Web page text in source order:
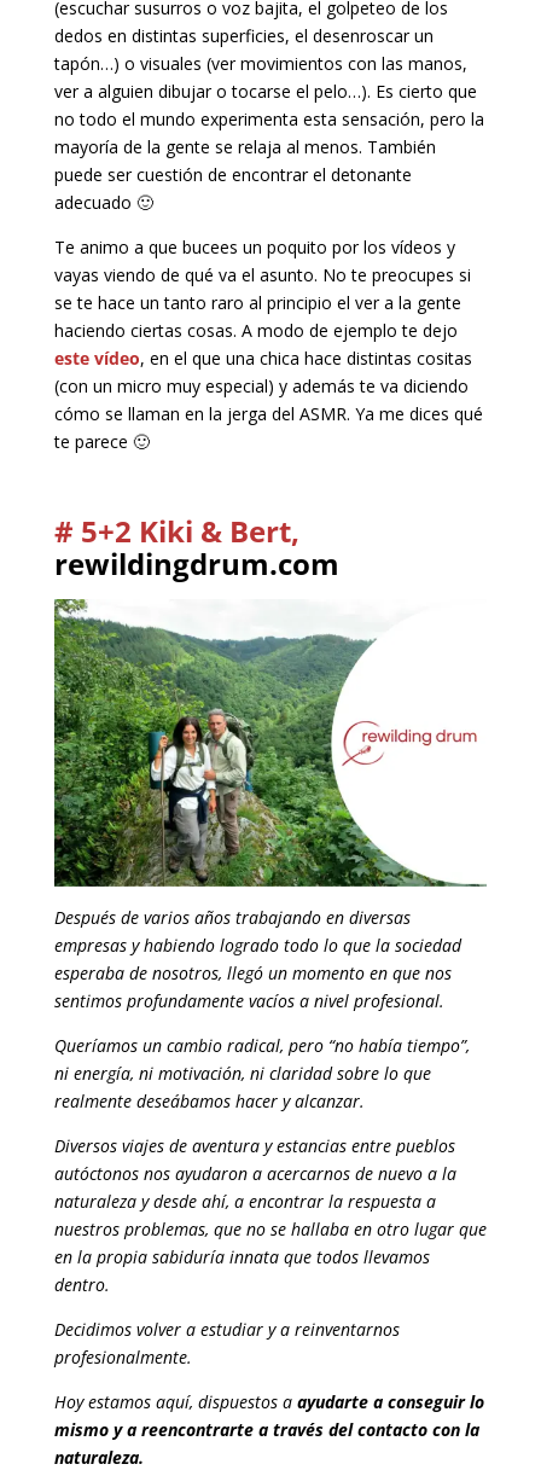
(escuchar susurros o voz bajita, el golpeteo de los
dedos en distintas superficies, el desenroscar un
tapón…) o visuales (ver movimientos con las manos,
ver a alguien dibujar o tocarse el pelo…). Es cierto que
no todo el mundo experimenta esta sensación, pero la
mayoría de la gente se relaja al menos. También
puede ser cuestión de encontrar el detonante
adecuado 🙂
Te animo a que bucees un poquito por los vídeos y
vayas viendo de qué va el asunto. No te preocupes si
se te hace un tanto raro al principio el ver a la gente
haciendo ciertas cosas. A modo de ejemplo te dejo
este vídeo, en el que una chica hace distintas cositas
(con un micro muy especial) y además te va diciendo
cómo se llaman en la jerga del ASMR. Ya me dices qué
te parece 🙂
# 5+2 Kiki & Bert,
rewildingdrum.com
Después de varios años trabajando en diversas
empresas y habiendo logrado todo lo que la sociedad
esperaba de nosotros, llegó un momento en que nos
sentimos profundamente vacíos a nivel profesional.
Queríamos un cambio radical, pero “no había tiempo”,
ni energía, ni motivación, ni claridad sobre lo que
realmente deseábamos hacer y alcanzar.
Diversos viajes de aventura y estancias entre pueblos
autóctonos nos ayudaron a acercarnos de nuevo a la
naturaleza y desde ahí, a encontrar la respuesta a
nuestros problemas, que no se hallaba en otro lugar que
en la propia sabiduría innata que todos llevamos
dentro.
Decidimos volver a estudiar y a reinventarnos
profesionalmente.
Hoy estamos aquí, dispuestos a ayudarte a conseguir lo
mismo y a reencontrarte a través del contacto con la
naturaleza.